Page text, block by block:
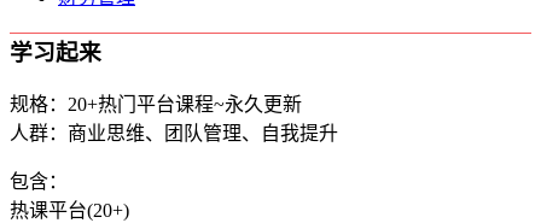
学习起来
规格：20+热门平台课程~永久更新
人群：商业思维、团队管理、自我提升
包含：
热课平台(20+)